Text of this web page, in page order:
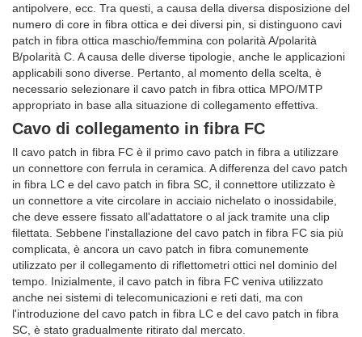
antipolvere, ecc. Tra questi, a causa della diversa disposizione del
numero di core in fibra ottica e dei diversi pin, si distinguono cavi
patch in fibra ottica maschio/femmina con polarità A/polarità
B/polarità C. A causa delle diverse tipologie, anche le applicazioni
applicabili sono diverse. Pertanto, al momento della scelta, è
necessario selezionare il cavo patch in fibra ottica MPO/MTP
appropriato in base alla situazione di collegamento effettiva.
Cavo di collegamento in fibra FC
Il cavo patch in fibra FC è il primo cavo patch in fibra a utilizzare
un connettore con ferrula in ceramica. A differenza del cavo patch
in fibra LC e del cavo patch in fibra SC, il connettore utilizzato è
un connettore a vite circolare in acciaio nichelato o inossidabile,
che deve essere fissato all'adattatore o al jack tramite una clip
filettata. Sebbene l'installazione del cavo patch in fibra FC sia più
complicata, è ancora un cavo patch in fibra comunemente
utilizzato per il collegamento di riflettometri ottici nel dominio del
tempo. Inizialmente, il cavo patch in fibra FC veniva utilizzato
anche nei sistemi di telecomunicazioni e reti dati, ma con
l'introduzione del cavo patch in fibra LC e del cavo patch in fibra
SC, è stato gradualmente ritirato dal mercato.